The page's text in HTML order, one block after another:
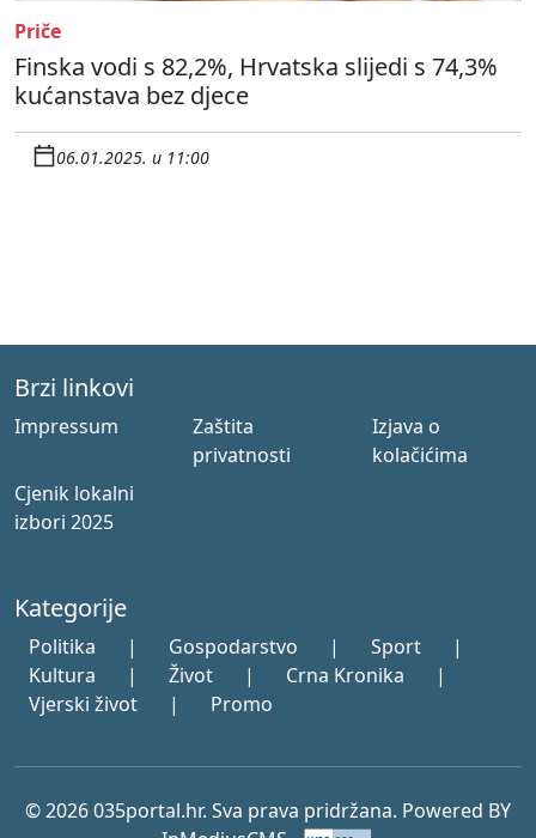
Priče
Finska vodi s 82,2%, Hrvatska slijedi s 74,3%
kućanstava bez djece
06.01.2025. u 11:00
Brzi linkovi
Impressum
Zaštita
privatnosti
Izjava o
kolačićima
Cjenik lokalni
izbori 2025
Kategorije
Politika | Gospodarstvo | Sport
|
Kultura
| Život | Crna Kronika
|
Vjerski život
| Promo
© 2026 035portal.hr. Sva prava pridržana. Powered BY